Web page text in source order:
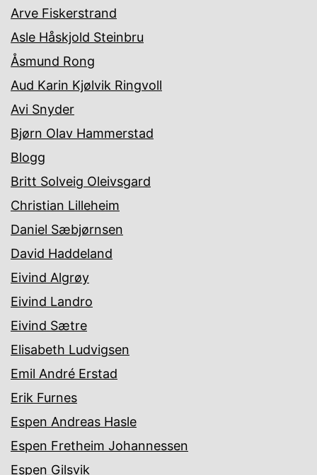
Arve Fiskerstrand
Asle Håskjold Steinbru
Åsmund Rong
Aud Karin Kjølvik Ringvoll
Avi Snyder
Bjørn Olav Hammerstad
Blogg
Britt Solveig Oleivsgard
Christian Lilleheim
Daniel Sæbjørnsen
David Haddeland
Eivind Algrøy
Eivind Landro
Eivind Sætre
Elisabeth Ludvigsen
Emil André Erstad
Erik Furnes
Espen Andreas Hasle
Espen Fretheim Johannessen
Espen Gilsvik